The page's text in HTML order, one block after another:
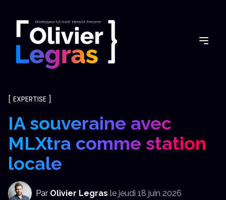
[ EXPERTISE ]
IA souveraine avec
MLXtra comme station
locale
Par Olivier Legras le jeudi 18 juin 2026